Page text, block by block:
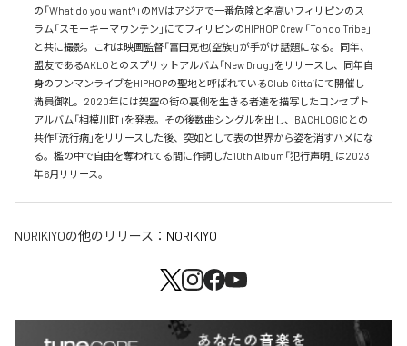
の「What do you want?」のMVはアジアで一番危険と名高いフィリピンのス
ラム「スモーキーマウンテン」にてフィリピンのHIPHOP Crew 「Tondo Tribe」
と共に撮影。これは映画監督「富田克也(空族)」が手がけ話題になる。同年、
盟友であるAKLOとのスプリットアルバム「New Drug」をリリースし、同年自
身のワンマンライブをHIPHOPの聖地と呼ばれているClub Citta’にて開催し
満員御礼。2020年には架空の街の裏側を生きる者達を描写したコンセプト
アルバム「相模川町」を発表。その後数曲シングルを出し、BACHLOGICとの
共作「流行病」をリリースした後、突如として表の世界から姿を消すハメにな
る。檻の中で自由を奪われてる間に作詞した10th Album「犯行声明」は2023
年6月リリース。
NORIKIYOの他のリリース： NORIKIYO